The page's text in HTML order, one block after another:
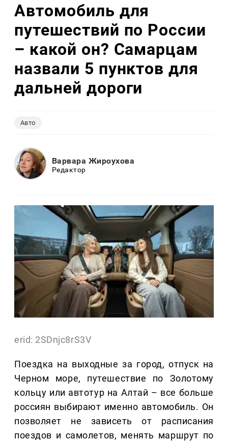
Автомобиль для
путешествий по России
– какой он? Самарцам
назвали 5 пунктов для
дальней дороги
Авто
Варвара Жироухова
Редактор
erid: 2SDnjc8rS3V
Поездка на выходные за город, отпуск на
Черном море, путешествие по Золотому
кольцу или автотур на Алтай – все больше
россиян выбирают именно автомобиль. Он
позволяет не зависеть от расписания
поездов и самолетов, менять маршрут по